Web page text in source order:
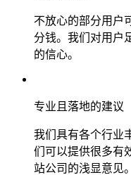
不放心的部分用户
分钱。我们对用户
的信心。
专业且落地的建议
我们具有各个行业
们可以提供很多有
站公司的浅显意见。